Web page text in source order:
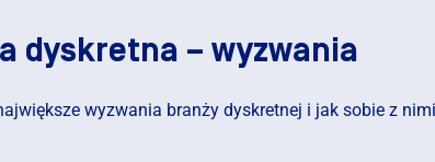
dyskretna – wyzwania
wyzwania branży dyskretnej i jak sobie z nimi